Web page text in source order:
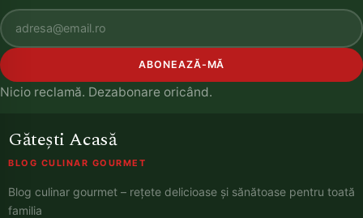
ABONEAZĂ-MĂ
Nicio reclamă. Dezabonare oricând.
Gătești Acasă
BLOG CULINAR GOURMET
Blog culinar gourmet – rețete delicioase și sănătoase pentru toată
familia